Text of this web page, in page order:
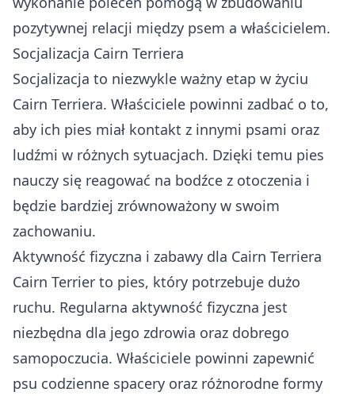
pozytywnej relacji między psem a właścicielem.
Socjalizacja Cairn Terriera
Socjalizacja to niezwykle ważny etap w życiu
Cairn Terriera. Właściciele powinni zadbać o to,
aby ich pies miał kontakt z innymi psami oraz
ludźmi w różnych sytuacjach. Dzięki temu pies
nauczy się reagować na bodźce z otoczenia i
będzie bardziej zrównoważony w swoim
zachowaniu.
Aktywność fizyczna i zabawy dla Cairn Terriera
Cairn Terrier to pies, który potrzebuje dużo
ruchu. Regularna aktywność fizyczna jest
niezbędna dla jego zdrowia oraz dobrego
samopoczucia. Właściciele powinni zapewnić
psu codzienne spacery oraz różnorodne formy